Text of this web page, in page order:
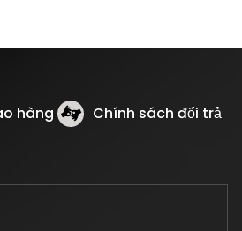
hàng
Chính sách đổi trả